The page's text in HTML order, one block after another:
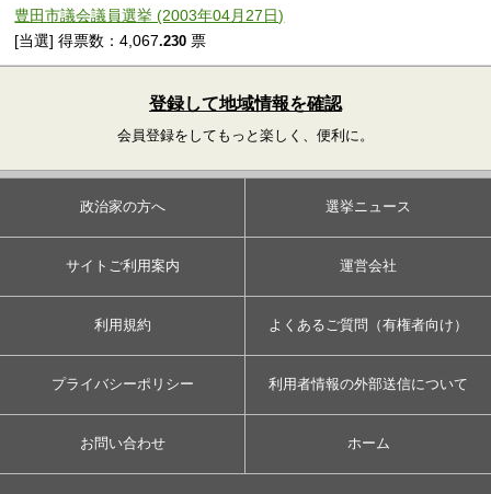
豊田市議会議員選挙 (2003年04月27日)
[当選] 得票数：4,067.230 票
登録して地域情報を確認
会員登録をしてもっと楽しく、便利に。
政治家の方へ 選挙ニュース
サイトご利用案内 運営会社
利用規約 よくあるご質問（有権者向け）
プライバシーポリシー 利用者情報の外部送信について
お問い合わせ ホーム